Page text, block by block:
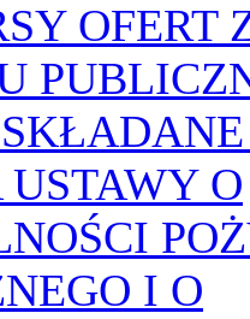
OFERT
USTAWY O
I O